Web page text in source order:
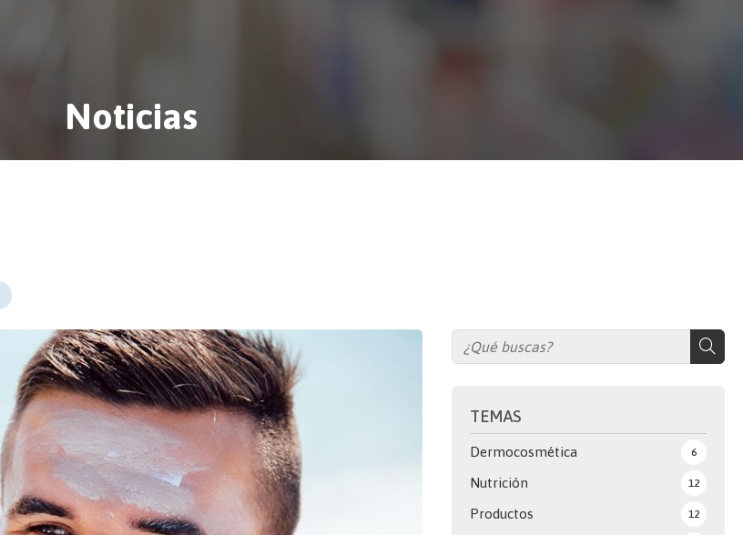
Noticias
TEMAS
Dermocosmética 6
Nutrición 12
Productos 12